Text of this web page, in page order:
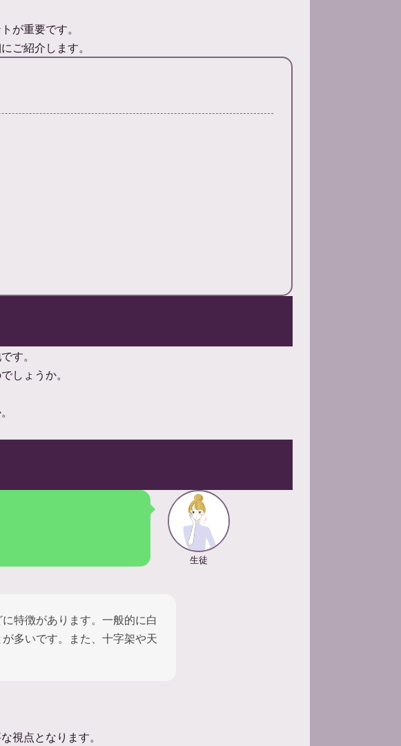
が重要です。
ご紹介します。
す。
しょうか。
生徒
特徴があります。一般的に白
多いです。また、十字架や天
視点となります。